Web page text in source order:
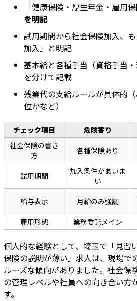
「健康保険・厚生年金・雇用
を明記
試用期間から社会保険加入、
加入」と明記
基本給と各種手当（資格手当・
を分けて記載
残業代の支給ルールが具体的
位かなど）
チェック項目 危険寄り
社会保険の書き
方
各種保険あり
試用期間
加入条件があいま
い
給与表示 月給のみ強調
雇用形態
業務委託メイン
個人的な経験として、埼玉で「見習
保険の説明が薄い」求人は、現場で
ルーズな傾向がありました。社会保
の管理レベルや社員への向き合い方
す。